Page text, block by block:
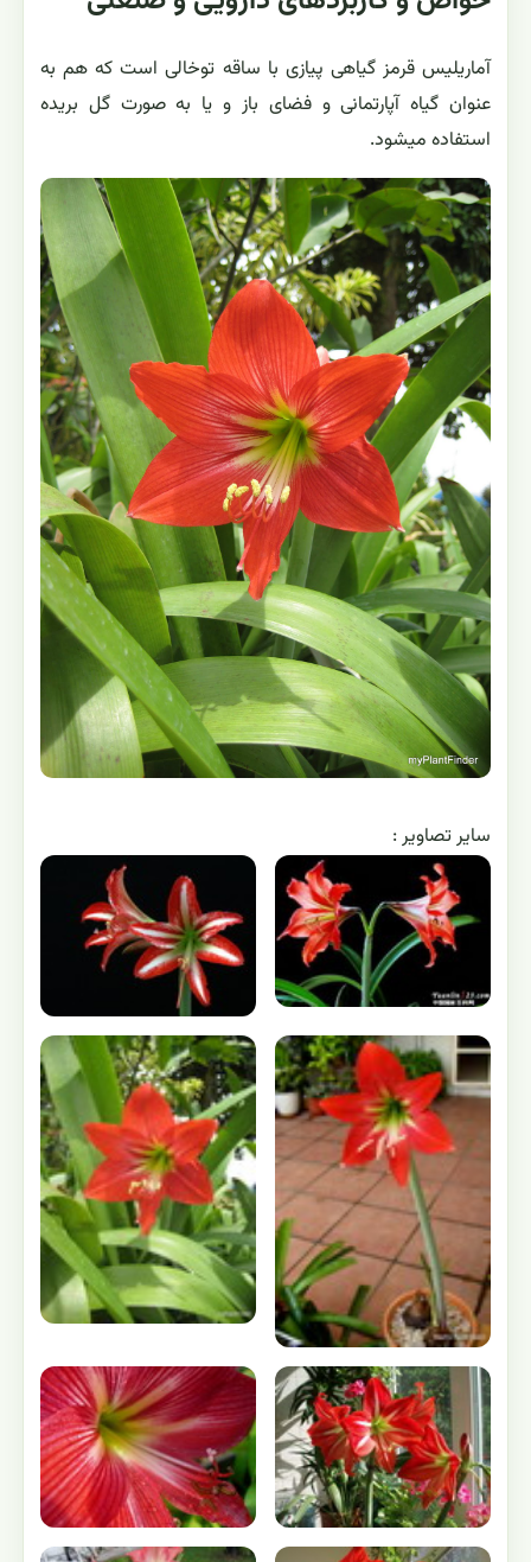
آماریلیس قرمز گیاهی پیازی با ساقه توخالی است که هم به
عنوان گیاه آپارتمانی و فضای باز و یا به صورت گل بریده
استفاده میشود.
ساير تصاوير :